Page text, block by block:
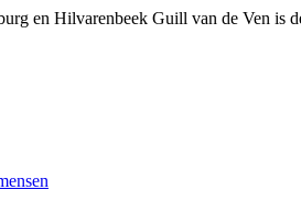
en Hilvarenbeek Guill van de Ven is